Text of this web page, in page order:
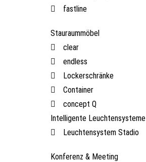
fastline
Stauraummöbel
clear
endless
Lockerschränke
Container
concept Q
Intelligente Leuchtensysteme
Leuchtensystem Stadio
Konferenz & Meeting